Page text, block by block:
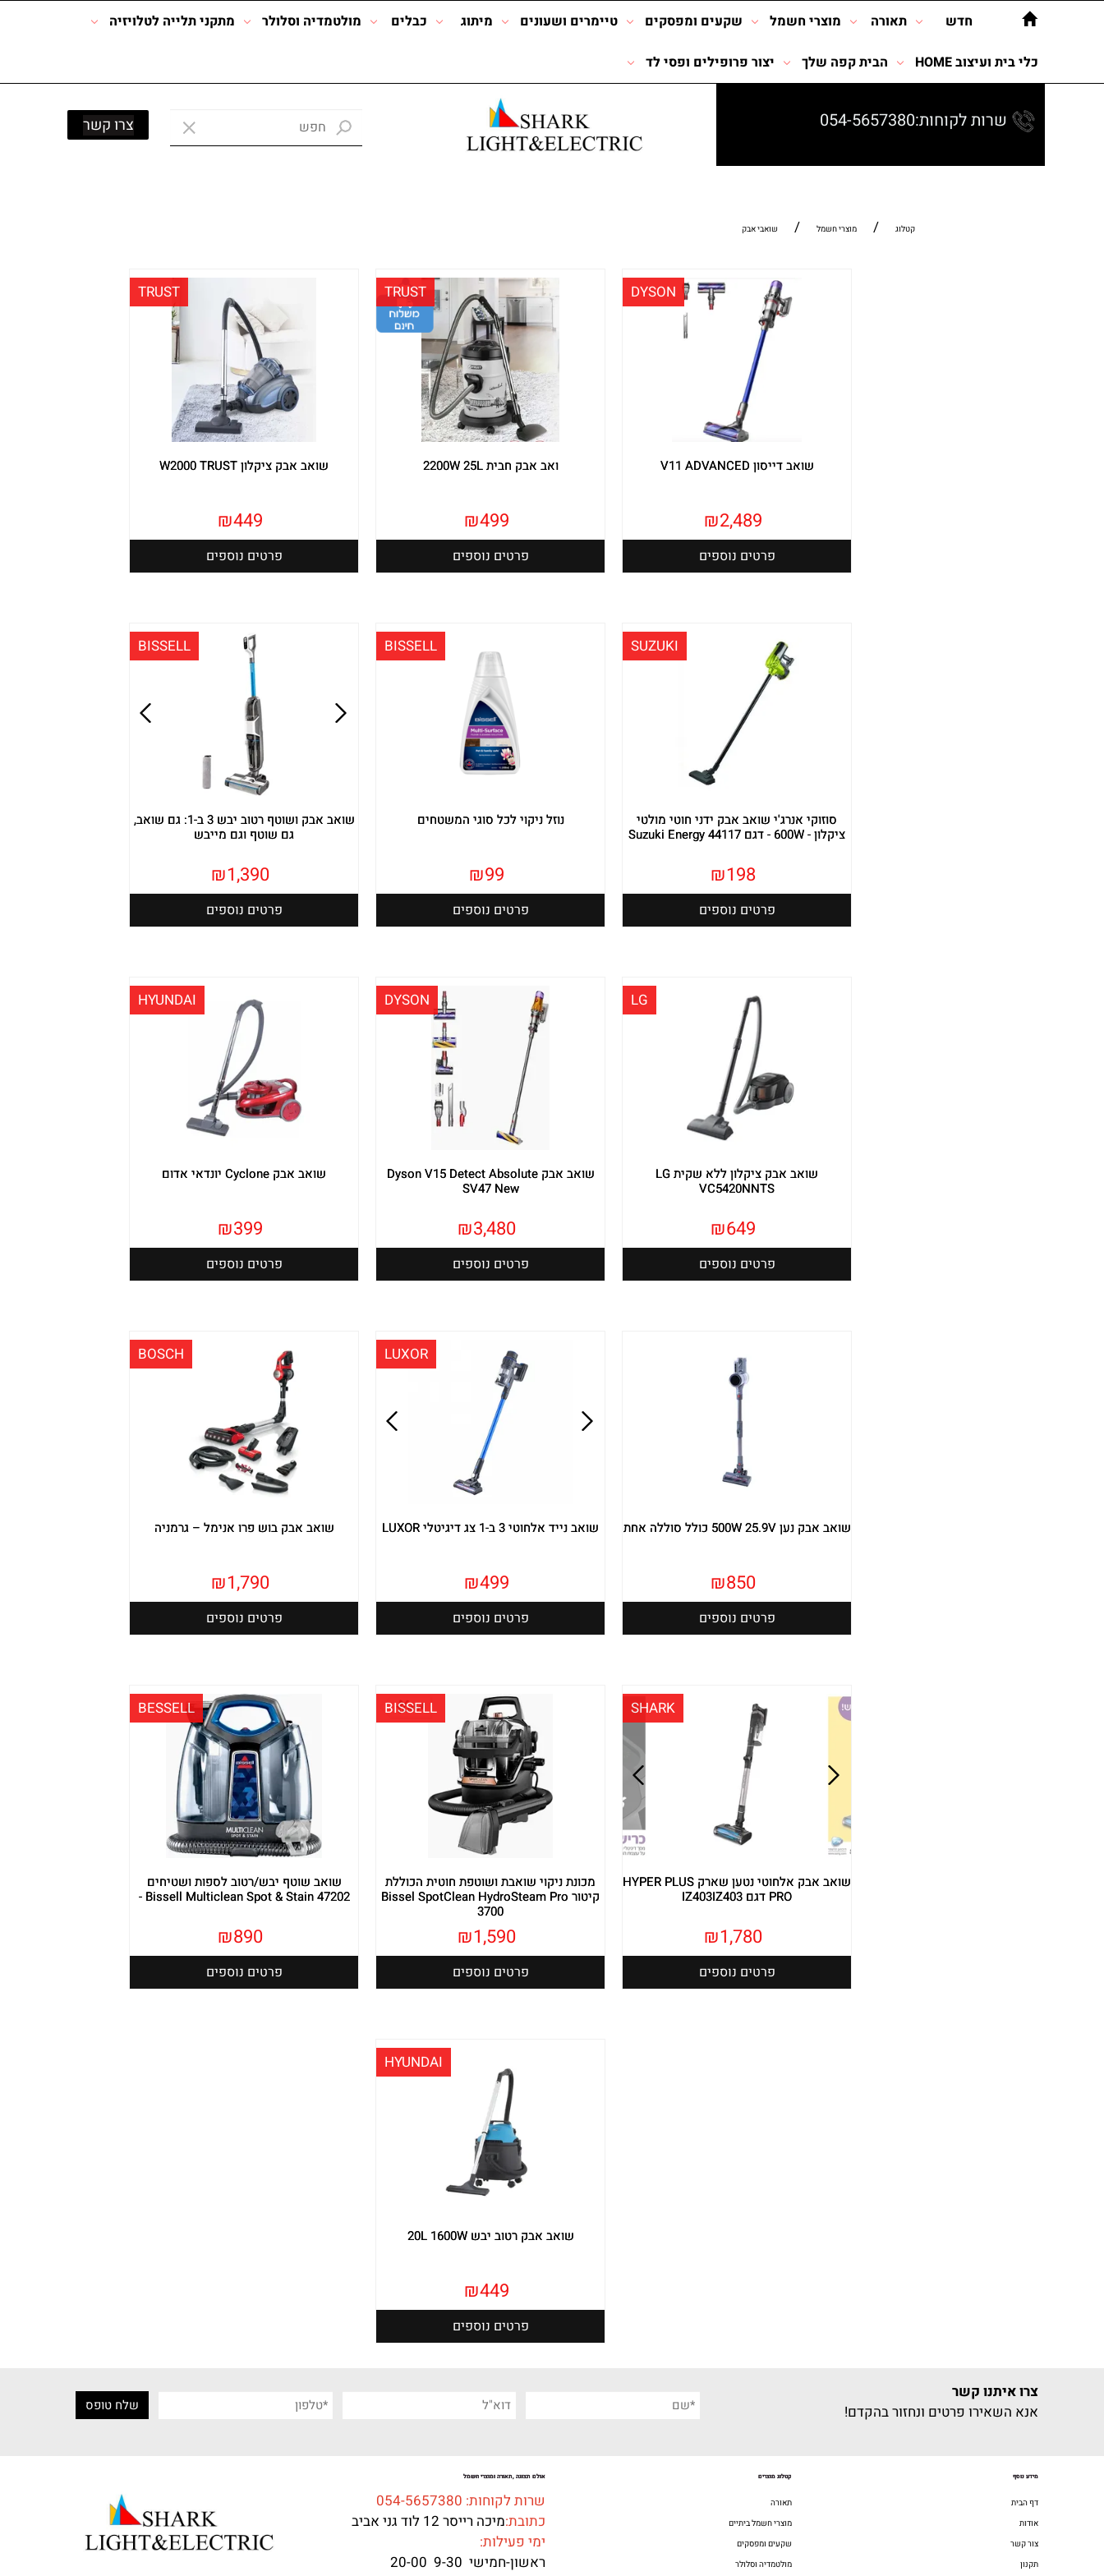
שרות לקוחות:054-5657380 צרו קשר
חדש תאורה מוצרי חשמל שקעים ומפסקים טיימרים ושעונים מיתוג כבלים מולטמדיה וסלולר מתקני תלייה לטלויזיה
כלי בית ועיצוב HOME הבית קפה שלך יצור פרופילים ופסי לד
קטלוג / מוצרי חשמל / שואבי אבק
DYSON
שואב דייסון V11 ADVANCED
₪2,489
פרטים נוספים
TRUST
ואב אבק חבית 2200W 25L
₪499
פרטים נוספים
TRUST
שואב אבק ציקלון W2000 TRUST
₪449
פרטים נוספים
SUZUKI
סוזוקי אנרג'י שואב אבק ידני חוטי מולטי
ציקלון - 600W - דגם 44117 Suzuki Energy
₪198
פרטים נוספים
BISSELL
נוזל ניקוי לכל סוגי המשטחים
₪99
פרטים נוספים
BISSELL
שואב אבק ושוטף רטוב יבש 3 ב-1: גם שואב,
גם שוטף וגם מייבש
₪1,390
פרטים נוספים
LG
שואב אבק ציקלון ללא שקית LG
VC5420NNTS
₪649
פרטים נוספים
DYSON
שואב אבק Dyson V15 Detect Absolute
SV47 New
₪3,480
פרטים נוספים
HYUNDAI
שואב אבק Cyclone יונדאי אדום
₪399
פרטים נוספים
שואב אבק נען 500W 25.9V כולל סוללה אחת
₪850
פרטים נוספים
LUXOR
שואב נייד אלחוטי 3 ב-1 צג דיגיטלי LUXOR
₪499
פרטים נוספים
BOSCH
שואב אבק בוש פרו אנימל – גרמניה
₪1,790
פרטים נוספים
SHARK
שואב אבק אלחוטי נטען שארק HYPER PLUS
PRO דגם IZ403IZ403
₪1,780
פרטים נוספים
BISSELL
מכונת ניקוי שואבת ושוטפת חוטית הכוללת
קיטור Bissel SpotClean HydroSteam Pro
3700
₪1,590
פרטים נוספים
BESSELL
שואב שוטף יבש/רטוב לספות ושטיחים
Bissell Multiclean Spot & Stain 47202 -
₪890
פרטים נוספים
HYUNDAI
שואב אבק רטוב יבש 20L 1600W
₪449
פרטים נוספים
צרו איתנו קשר
אנא השאירו פרטים ונחזור בהקדם!
מידע נוסף
דף הבית
אודות
צור קשר
תקנון
קטלוג מוצרים
תאורה
מוצרי חשמל ביתיים
שקעים ומפסקים
מולטמדיה וסלולר
אולם תצוגה ,תאורה ומוצרי חשמל
שרות לקוחות: 054-5657380
כתובת:מיכה רייסר 12 לוד גני אביב
ימי פעילות:
ראשון-חמישי 9-30 20-00